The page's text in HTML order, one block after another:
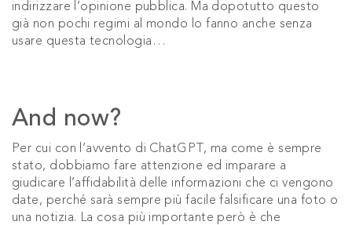
indirizzare l’opinione pubblica. Ma dopotutto questo
già non pochi regimi al mondo lo fanno anche senza
usare questa tecnologia…
And now?
Per cui con l’avvento di ChatGPT, ma come è sempre
stato, dobbiamo fare attenzione ed imparare a
giudicare l’affidabilità delle informazioni che ci vengono
date, perché sarà sempre più facile falsificare una foto o
una notizia. La cosa più importante però è che